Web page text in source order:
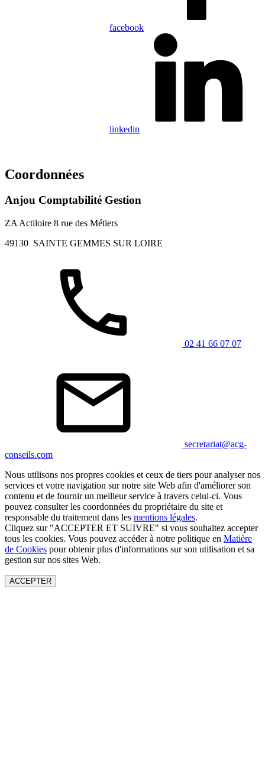
facebook
linkedin
Coordonnées
Anjou Comptabilité Gestion
ZA Actiloire 8 rue des Métiers
49130 SAINTE GEMMES SUR LOIRE
02 41 66 07 07
secretariat@acg-
conseils.com
Nous utilisons nos propres cookies et ceux de tiers pour analyser nos
services et votre navigation sur notre site Web afin d'améliorer son
contenu et de fournir un meilleur service à travers celui-ci. Vous
pouvez consulter les coordonnées du propriétaire du site et
responsable du traitement dans les mentions légales.
Cliquez sur "ACCEPTER ET SUIVRE" si vous souhaitez accepter
tous les cookies. Vous pouvez accéder à notre politique en Matière
de Cookies pour obtenir plus d'informations sur son utilisation et sa
gestion sur nos sites Web.
ACCEPTER